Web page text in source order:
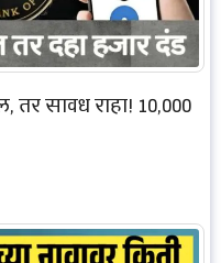
तर सावध राहा! 10,000